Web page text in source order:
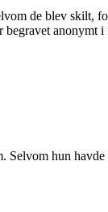
de blev skilt,
anonymt
hun